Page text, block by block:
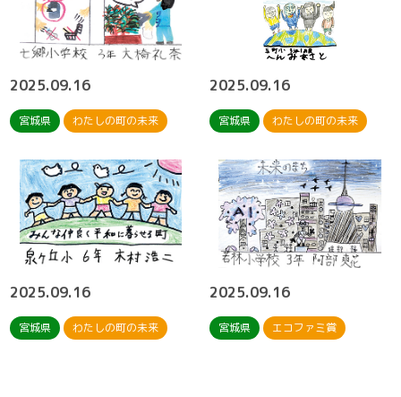
2025.09.16
宮城県 わたしの町の未来
2025.09.16
宮城県 わたしの町の未来
2025.09.16
宮城県 わたしの町の未来
2025.09.16
宮城県 エコファミ賞